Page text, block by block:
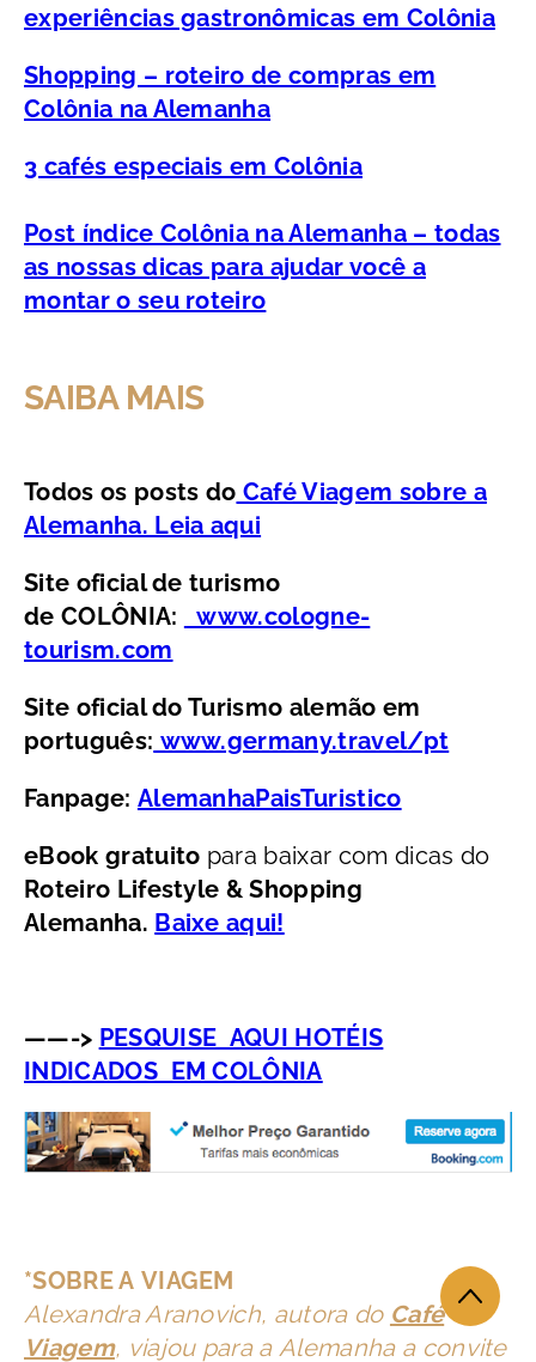
experiências gastronômicas em Colônia
Shopping – roteiro de compras em
Colônia na Alemanha
3 cafés especiais em Colônia
Post índice Colônia na Alemanha – todas
as nossas dicas para ajudar você a
montar o seu roteiro
SAIBA MAIS
Todos os posts do Café Viagem sobre a
Alemanha. Leia aqui
Site oficial de turismo
de COLÔNIA:
www.cologne-
tourism.com
Site oficial do Turismo alemão em
português: www.germany.travel/pt
Fanpage: AlemanhaPaisTuristico
eBook gratuito para baixar com dicas do
Roteiro Lifestyle & Shopping
Alemanha. Baixe aqui!
——-> PESQUISE AQUI HOTÉIS
INDICADOS EM COLÔNIA
*SOBRE A VIAGEM
Alexandra Aranovich, autora do Café
Viagem, viajou para a Alemanha a convite